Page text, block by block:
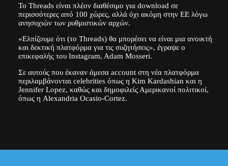
Το Threads είναι πλέον διαθέσιμο για download σε
περισσότερες από 100 χώρες, αλλά όχι ακόμη στην ΕΕ λόγω
ανησυχιών των ρυθμιστικών αρχών.
«Ελπίζουμε ότι (το Threads) θα μπορέσει να είναι μια ανοικτή
και δεκτική πλατφόρμα για τις συζητήσεις», έγραψε ο
επικεφαλής του Instagram, Adam Mosseri.
Σε αυτούς που έκαναν άμεσα account στη νέα πλατφόρμα
περιλαμβάνονται celebrities όπως η Kim Kardashian και η
Jennifer Lopez, καθώς και δημοφιλείς Αμερικανοί πολιτικοί,
όπως η Alexandria Ocasio-Cortez.